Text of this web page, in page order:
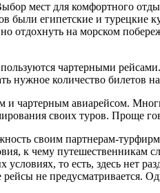
мест для комфортного
были египетские и турецкие
отдохнуть на морском
чартерными
нужное количество билетов на
чартерным авиарейсом.
своих туров. Проще
своим партнерам-
к чему путешественникам
то есть, здесь нет
не